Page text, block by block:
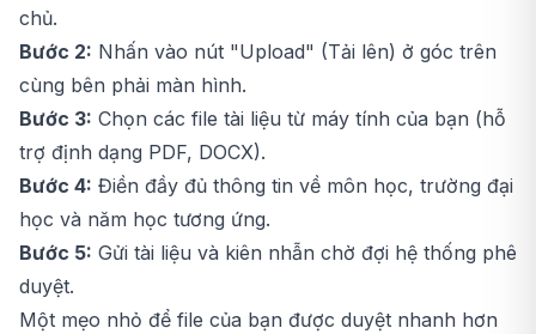
chủ.
Bước 2: Nhấn vào nút "Upload" (Tải lên) ở góc trên
cùng bên phải màn hình.
Bước 3: Chọn các file tài liệu từ máy tính của bạn (hỗ
trợ định dạng PDF, DOCX).
Bước 4: Điền đầy đủ thông tin về môn học, trường đại
học và năm học tương ứng.
Bước 5: Gửi tài liệu và kiên nhẫn chờ đợi hệ thống phê
duyệt.
Một mẹo nhỏ để file của bạn được duyệt nhanh hơn